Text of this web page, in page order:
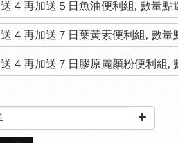
4 再加送５日魚油便利組, 數量點
4 再加送７日葉黃素便利組, 數量
4 再加送７日膠原麗顏粉便利組,